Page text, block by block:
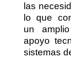
las
lo que
un
apoyo
sistemas